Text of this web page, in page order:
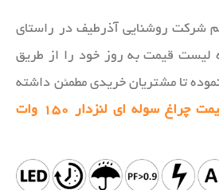
شرکت روشنایی آذرطیف در راستای
لیست قیمت به روز خود را از طریق
تا مشتریان خریدی مطمئن داشته
چراغ سوله ای لنزدار ۱۵۰ وات